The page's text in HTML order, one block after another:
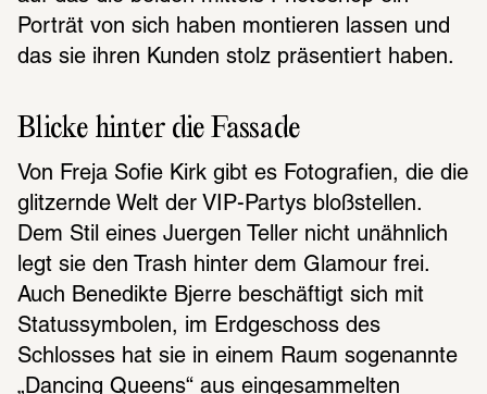
Porträt von sich haben montieren lassen und
das sie ihren Kunden stolz präsentiert haben.
Blicke hinter die Fassade
Von Freja Sofie Kirk gibt es Fotografien, die die
glitzernde Welt der VIP-Partys bloßstellen.
Dem Stil eines Juergen Teller nicht unähnlich
legt sie den Trash hinter dem Glamour frei.
Auch Benedikte Bjerre beschäftigt sich mit
Statussymbolen, im Erdgeschoss des
Schlosses hat sie in einem Raum sogenannte
„Dancing Queens“ aus eingesammelten